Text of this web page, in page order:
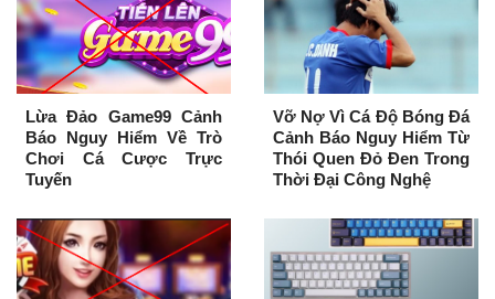
Lừa Đảo Game99 Cảnh
Báo Nguy Hiểm Về Trò
Chơi Cá Cược Trực
Tuyến
Vỡ Nợ Vì Cá Độ Bóng Đá
Cảnh Báo Nguy Hiểm Từ
Thói Quen Đỏ Đen Trong
Thời Đại Công Nghệ